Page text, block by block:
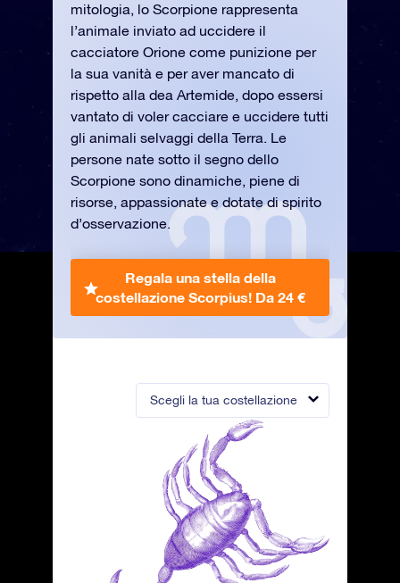
Scegli la tua costellazione
mitologia, lo Scorpione rappresenta
l’animale inviato ad uccidere il
cacciatore Orione come punizione per
la sua vanità e per aver mancato di
rispetto alla dea Artemide, dopo essersi
vantato di voler cacciare e uccidere tutti
gli animali selvaggi della Terra. Le
persone nate sotto il segno dello
Scorpione sono dinamiche, piene di
risorse, appassionate e dotate di spirito
d’osservazione.
Regala una stella della
costellazione Scorpius! Da 24 €